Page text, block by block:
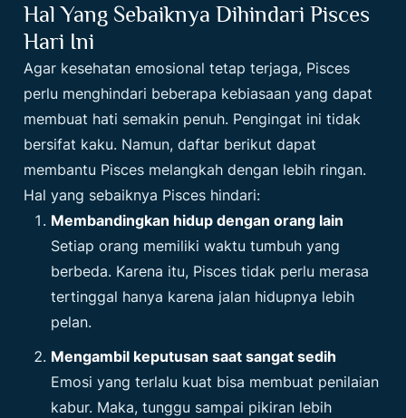
Hal Yang Sebaiknya Dihindari Pisces
Hari Ini
Agar kesehatan emosional tetap terjaga, Pisces
perlu menghindari beberapa kebiasaan yang dapat
membuat hati semakin penuh. Pengingat ini tidak
bersifat kaku. Namun, daftar berikut dapat
membantu Pisces melangkah dengan lebih ringan.
Hal yang sebaiknya Pisces hindari:
Membandingkan hidup dengan orang lain
Setiap orang memiliki waktu tumbuh yang
berbeda. Karena itu, Pisces tidak perlu merasa
tertinggal hanya karena jalan hidupnya lebih
pelan.
Mengambil keputusan saat sangat sedih
Emosi yang terlalu kuat bisa membuat penilaian
kabur. Maka, tunggu sampai pikiran lebih